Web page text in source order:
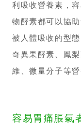
利吸收營養素，
物酵素都可以協
被人體吸收的型
奇異果酵素、鳳
維、微量分子等營
容易胃痛脹氣